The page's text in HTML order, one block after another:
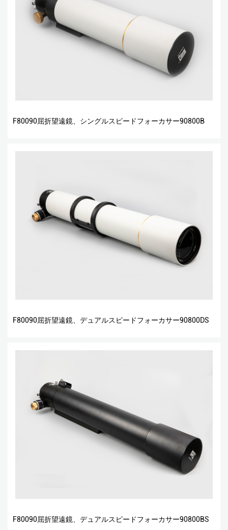
F80090屈折望遠鏡、シングルスピードフォーカサー90800B
F80090屈折望遠鏡、デュアルスピードフォーカサー90800DS
F80090屈折望遠鏡、デュアルスピードフォーカサー90800BS